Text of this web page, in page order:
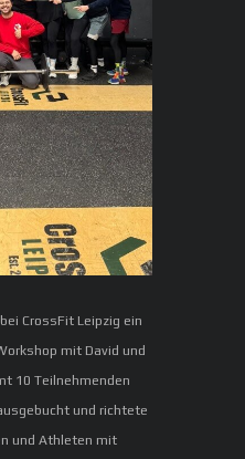
CrossFit Leipzig ein
mit David und
10 Teilnehmenden
und richtete
und Athleten mit